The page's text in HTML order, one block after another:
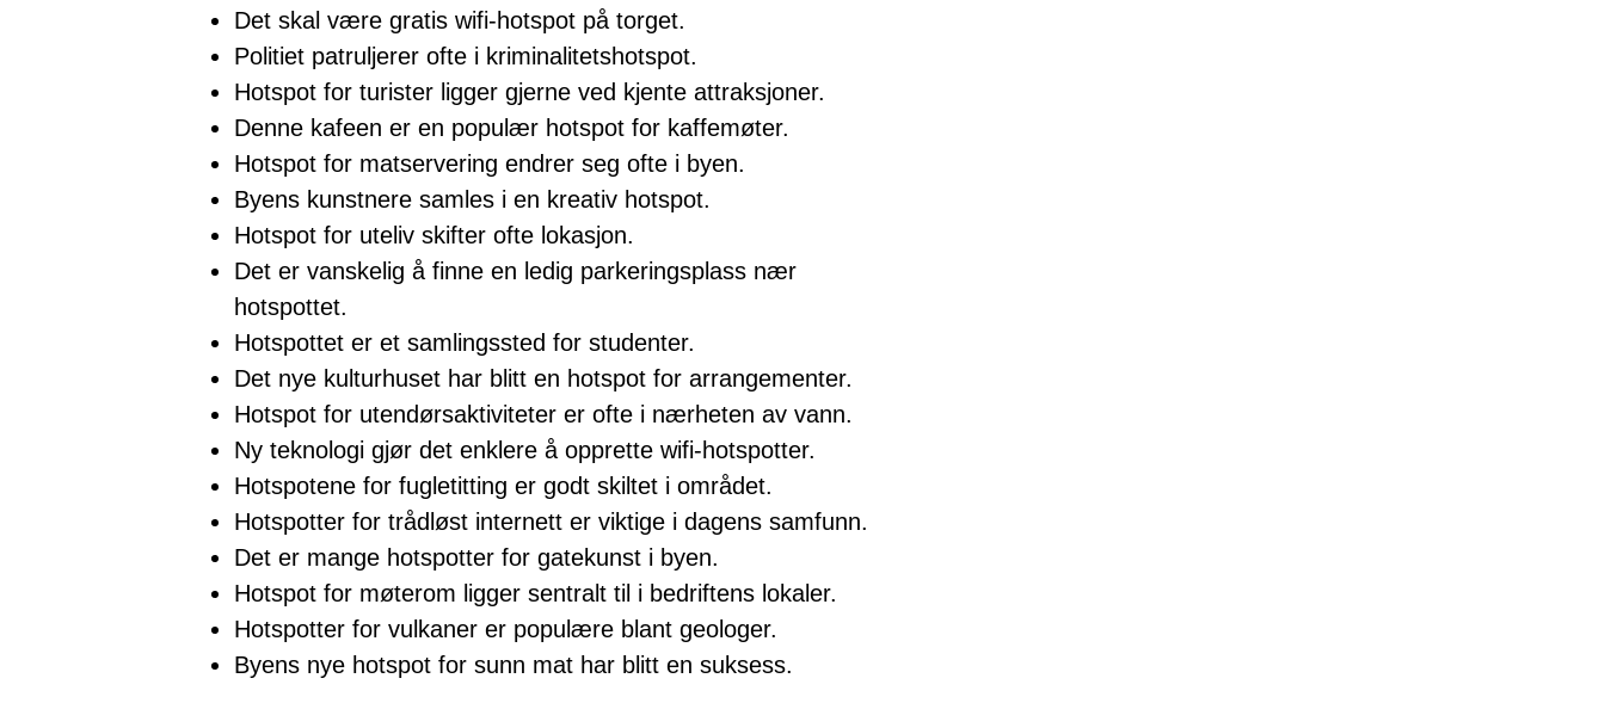
Det skal være gratis wifi-hotspot på torget.
Politiet patruljerer ofte i kriminalitetshotspot.
Hotspot for turister ligger gjerne ved kjente attraksjoner.
Denne kafeen er en populær hotspot for kaffemøter.
Hotspot for matservering endrer seg ofte i byen.
Byens kunstnere samles i en kreativ hotspot.
Hotspot for uteliv skifter ofte lokasjon.
Det er vanskelig å finne en ledig parkeringsplass nær
hotspottet.
Hotspottet er et samlingssted for studenter.
Det nye kulturhuset har blitt en hotspot for arrangementer.
Hotspot for utendørsaktiviteter er ofte i nærheten av vann.
Ny teknologi gjør det enklere å opprette wifi-hotspotter.
Hotspotene for fugletitting er godt skiltet i området.
Hotspotter for trådløst internett er viktige i dagens samfunn.
Det er mange hotspotter for gatekunst i byen.
Hotspot for møterom ligger sentralt til i bedriftens lokaler.
Hotspotter for vulkaner er populære blant geologer.
Byens nye hotspot for sunn mat har blitt en suksess.